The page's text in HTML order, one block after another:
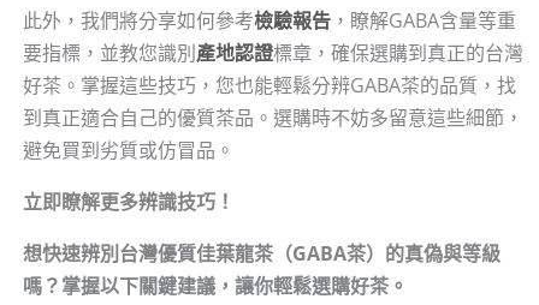
此外，我們將分享如何參考檢驗報告，瞭解GABA含量等重
要指標，並教您識別產地認證標章，確保選購到真正的台灣
好茶。掌握這些技巧，您也能輕鬆分辨GABA茶的品質，找
到真正適合自己的優質茶品。選購時不妨多留意這些細節，
避免買到劣質或仿冒品。
立即瞭解更多辨識技巧！
想快速辨別台灣優質佳葉龍茶（GABA茶）的真偽與等級
嗎？掌握以下關鍵建議，讓你輕鬆選購好茶。